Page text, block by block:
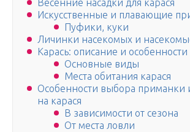
Весенние насадки для карася
Искусственные и плавающие
Пуфики, куки
Личинки насекомых и
Карась: описание и
Основные виды
Места обитания карася
Особенности выбора приманки
на карася
В зависимости от сезона
От места ловли